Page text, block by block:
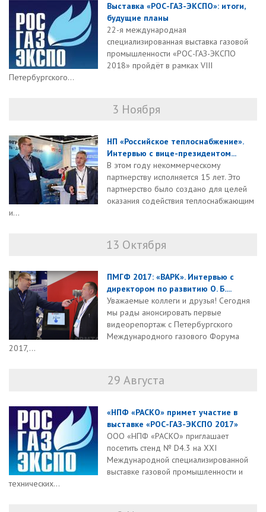
Выставка «РОС-ГАЗ-ЭКСПО»: итоги,
будущие планы
22-я международная
специализированная выставка газовой
промышленности «РОС-ГАЗ-ЭКСПО
2018» пройдёт в рамках VIII
Петербургского...
3 Ноября
НП «Российское теплоснабжение».
Интервью с вице-президентом...
В этом году некоммерческому
партнерству исполняется 15 лет. Это
партнерство было создано для целей
оказания содействия теплоснабжающим
и...
13 Октября
ПМГФ 2017: «ВАРК». Интервью с
директором по развитию О. Б....
Уважаемые коллеги и друзья! Сегодня
мы рады анонсировать первые
видеорепортаж с Петербургского
Международного газового Форума
2017,...
29 Августа
«НПФ «РАСКО» примет участие в
выставке «РОС-ГАЗ-ЭКСПО 2017»
ООО «НПФ «РАСКО» приглашает
посетить стенд № D4.3 на XXI
Международной специализированной
выставке газовой промышленности и
технических...